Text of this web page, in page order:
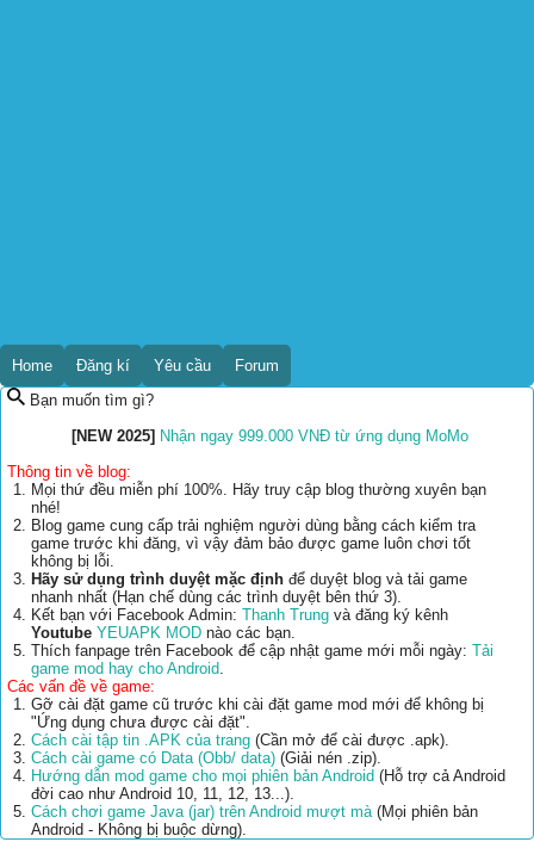
Home Đăng kí Yêu cầu
Forum
Bạn muốn tìm gì?
[NEW 2025] Nhận ngay 999.000 VNĐ từ ứng dụng MoMo
Thông tin về blog:
Mọi thứ đều miễn phí 100%. Hãy truy cập blog thường xuyên bạn
nhé!
Blog game cung cấp trải nghiệm người dùng bằng cách kiểm tra
game trước khi đăng, vì vậy đảm bảo được game luôn chơi tốt
không bị lỗi.
Hãy sử dụng trình duyệt mặc định để duyệt blog và tải game
nhanh nhất (Hạn chế dùng các trình duyệt bên thứ 3).
Kết bạn với Facebook Admin: Thanh Trung và đăng ký kênh
Youtube YEUAPK MOD nào các bạn.
Thích fanpage trên Facebook để cập nhật game mới mỗi ngày: Tải
game mod hay cho Android.
Các vấn đề về game:
Gỡ cài đặt game cũ trước khi cài đặt game mod mới để không bị
"Ứng dụng chưa được cài đặt".
Cách cài tập tin .APK của trang (Cần mở để cài được .apk).
Cách cài game có Data (Obb/ data) (Giải nén .zip).
Hướng dẫn mod game cho mọi phiên bản Android (Hỗ trợ cả Android
đời cao như Android 10, 11, 12, 13...).
Cách chơi game Java (jar) trên Android mượt mà(Mọi phiên bản
Android - Không bị buộc dừng).